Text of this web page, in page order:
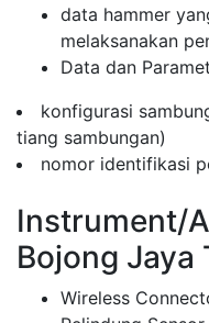
data hammer
melaksanakan
Data dan
konfigurasi
tiang sambungan)
nomor identifikasi
Instrument/
Bojong Jaya
Wireless